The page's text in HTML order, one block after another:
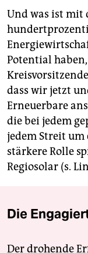
Und was ist mit
Potential
dass wir jetzt
Erneuerbare
die bei jedem
jedem Streit
stärkere Rolle
Regiosolar (s.
Die
Der drohende